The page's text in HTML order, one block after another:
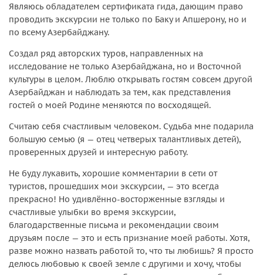
Являюсь обладателем сертификата гида, дающим право
проводить экскурсии не только по Баку и Апшерону, но и
по всему Азербайджану.
Создал ряд авторских туров, направленных на
исследование не только Азербайджана, но и Восточной
культуры в целом. Люблю открывать гостям совсем другой
Азербайджан и наблюдать за тем, как представления
гостей о моей Родине меняются по восходящей.
Считаю себя счастливым человеком. Судьба мне подарила
большую семью (я — отец четверых талантливых детей),
проверенных друзей и интересную работу.
Не буду лукавить, хорошие комментарии в сети от
туристов, прошедших мои экскурсии, — это всегда
прекрасно! Но удивлённо-восторженные взгляды и
счастливые улыбки во время экскурсии,
благодарственные письма и рекомендации своим
друзьям после — это и есть признание моей работы. Хотя,
разве можно назвать работой то, что ты любишь? Я просто
делюсь любовью к своей земле с другими и хочу, чтобы